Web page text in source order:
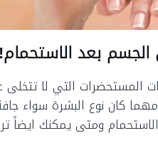
بعد الاستحمام!
التي لا تتخلى
كان نوع البشرة سواء
ومتى يمكنك ايضاً